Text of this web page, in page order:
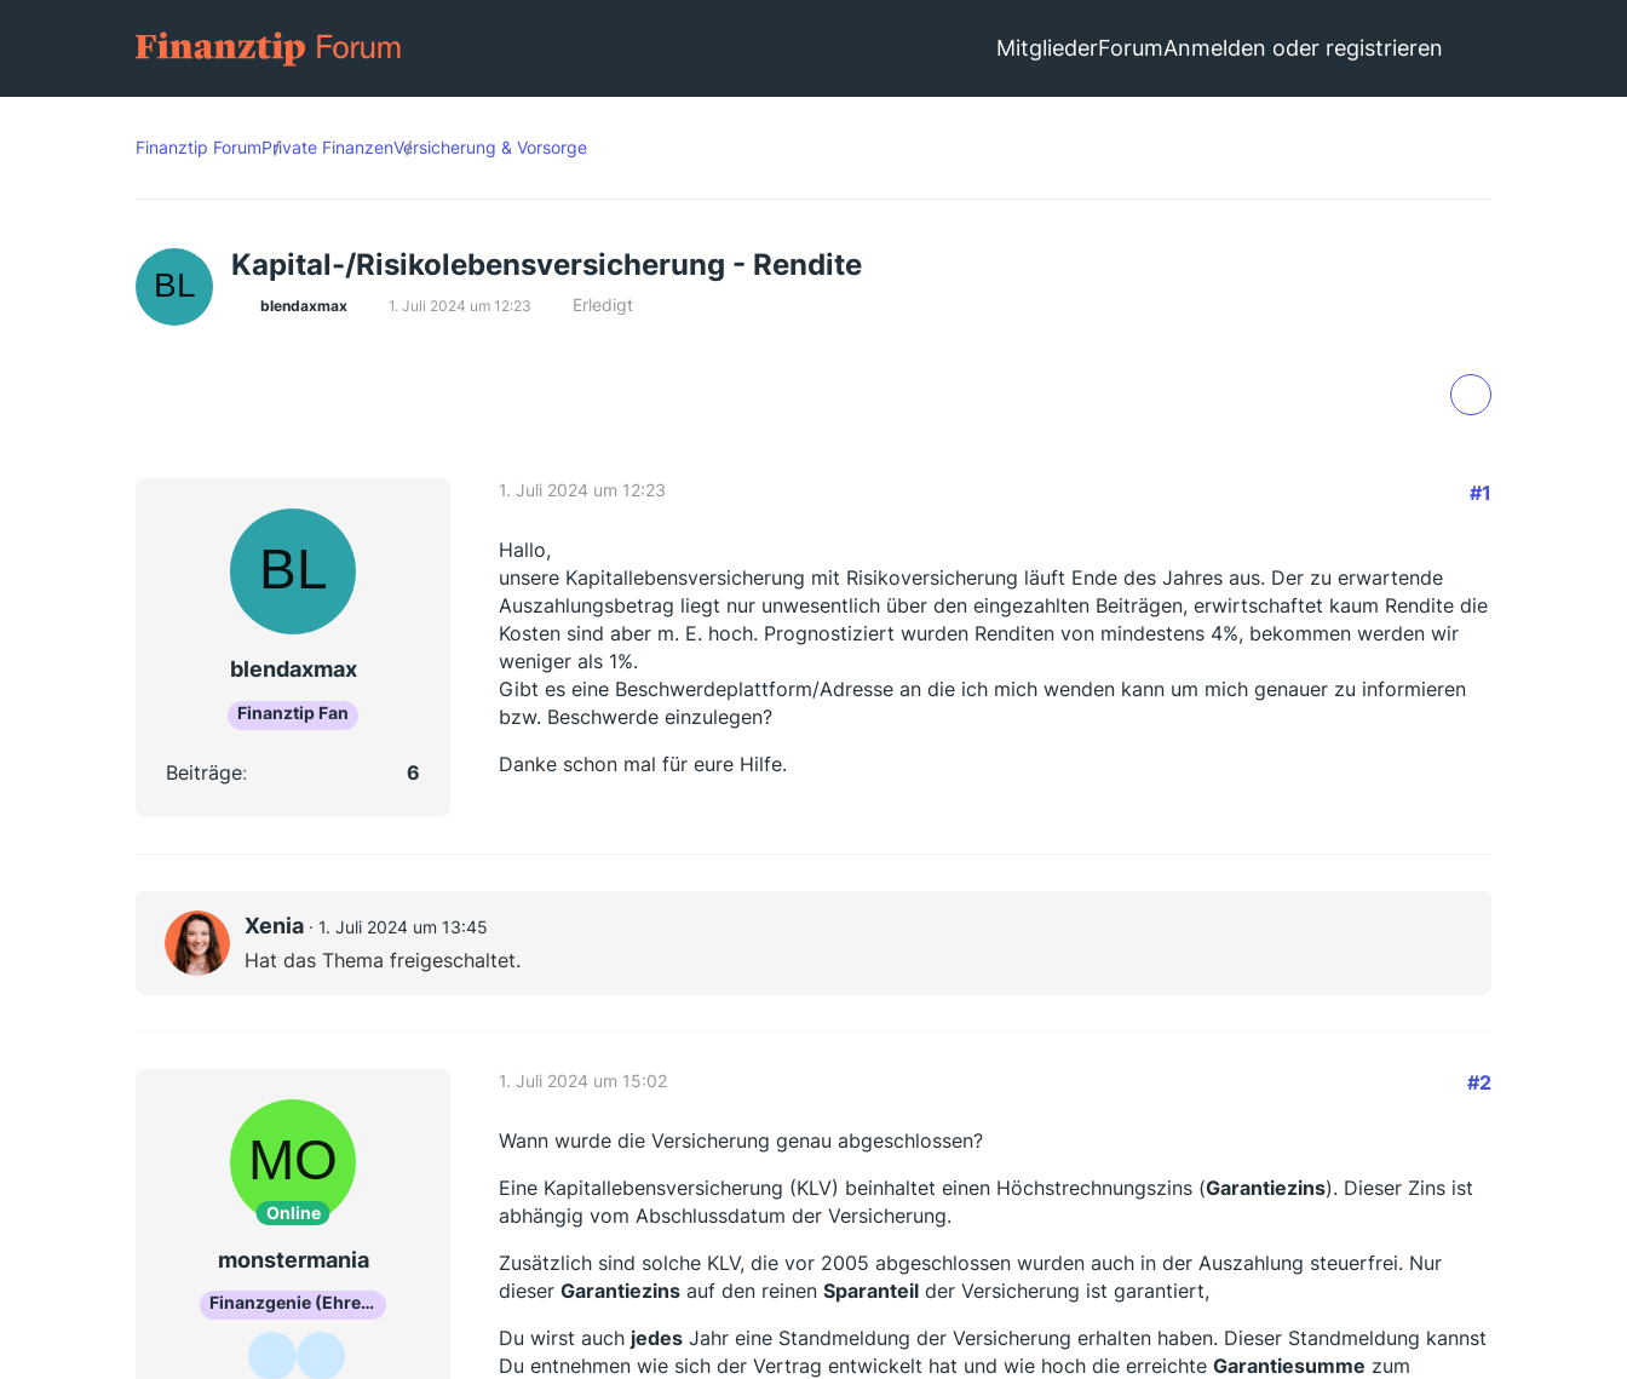
MitgliederForumAnmelden oder registrieren
Finanztip ForumPrivate FinanzenVersicherung & Vorsorge
Kapital-/Risikolebensversicherung - Rendite
blendaxmax 1. Juli 2024 um 12:23 Erledigt
blendaxmax
Finanztip Fan
Beiträge 6
1. Juli 2024 um 12:23 #1
Hallo,
unsere Kapitallebensversicherung mit Risikoversicherung läuft Ende des Jahres aus. Der zu erwartende
Auszahlungsbetrag liegt nur unwesentlich über den eingezahlten Beiträgen, erwirtschaftet kaum Rendite die
Kosten sind aber m. E. hoch. Prognostiziert wurden Renditen von mindestens 4%, bekommen werden wir
weniger als 1%.
Gibt es eine Beschwerdeplattform/Adresse an die ich mich wenden kann um mich genauer zu informieren
bzw. Beschwerde einzulegen?
Danke schon mal für eure Hilfe.
Xenia 1. Juli 2024 um 13:45
Hat das Thema freigeschaltet.
Online
monstermania
Finanzgenie (Ehrenmitglied)
1. Juli 2024 um 15:02 #2
Wann wurde die Versicherung genau abgeschlossen?
Eine Kapitallebensversicherung (KLV) beinhaltet einen Höchstrechnungszins (Garantiezins). Dieser Zins ist
abhängig vom Abschlussdatum der Versicherung.
Zusätzlich sind solche KLV, die vor 2005 abgeschlossen wurden auch in der Auszahlung steuerfrei. Nur
dieser Garantiezins auf den reinen Sparanteil der Versicherung ist garantiert,
Du wirst auch jedes Jahr eine Standmeldung der Versicherung erhalten haben. Dieser Standmeldung kannst
Du entnehmen wie sich der Vertrag entwickelt hat und wie hoch die erreichte Garantiesumme zum